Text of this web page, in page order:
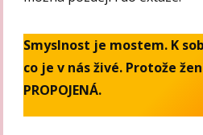
Smyslnost je mostem. K
co je v nás živé. Protože
PROPOJENÁ.